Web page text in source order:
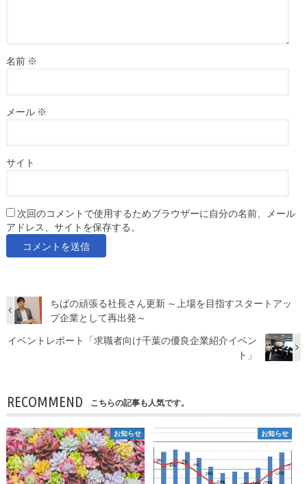
名前 ※
メール ※
サイト
次回のコメントで使用するためブラウザーに自分の名前、メール
アドレス、サイトを保存する。
ちばの頑張る社長さん更新 ～上場を目指すスタートアッ
プ企業として再出発～
イベントレポート「求職者向け千葉の優良企業紹介イベン
ト」
RECOMMEND こちらの記事も人気です。
お知らせ お知らせ